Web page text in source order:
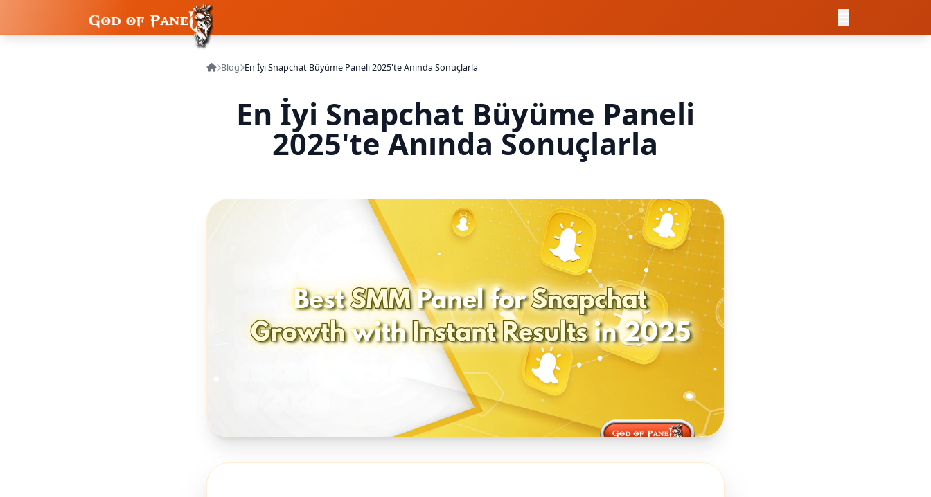
Blog En İyi Snapchat Büyüme Paneli 2025'te Anında Sonuçlarla
En İyi Snapchat Büyüme Paneli
2025'te Anında Sonuçlarla